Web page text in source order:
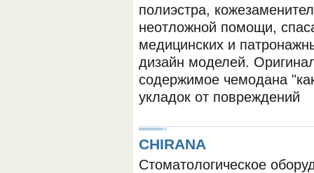
полиэстра,
неотложной помощи,
медицинских и
дизайн моделей.
содержимое чемодана
укладок от повреждений
CHIRANA
Стоматологическое